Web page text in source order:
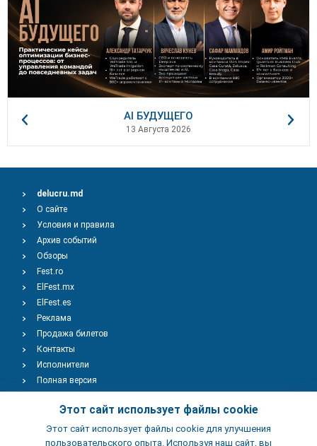
AI БУДУЩЕГО
13 Августа 2026
Этот сайт использует файлы cookie
Этот сайт использует файлы cookie для улучшения
пользовательского опыта. Используя наш сайт, вы
delucru.md
О сайте
Условия и правила
Архив событий
Обзоры
Fest.ro
ElFest.mx
ElFest.es
Реклама
Продажа билетов
Контакты
Исполнители
Полная версия
Добавить Событие